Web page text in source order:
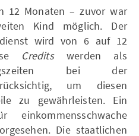
12 Monaten – zuvor war
Kind möglich. Der
wird von 6 auf 12
Creditswerden als
bei der
um diesen
zu gewährleisten. Ein
Die staatlichen